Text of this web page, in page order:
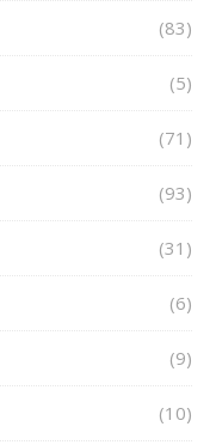
(83)
(5)
(71)
(93)
(31)
(6)
(9)
(10)